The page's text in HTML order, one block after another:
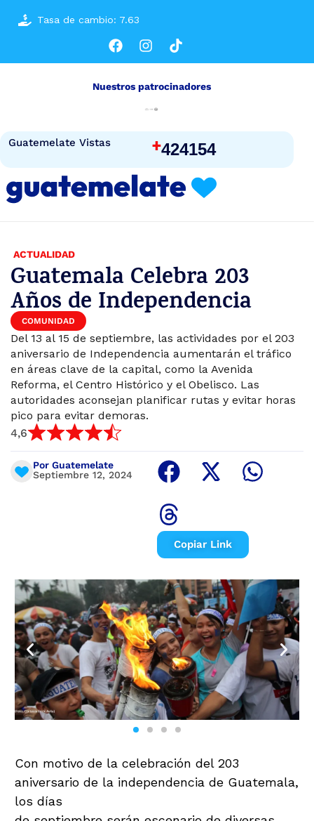
Tasa de cambio: 7.63
Guatemelate Vistas +424154
Nuestros patrocinadores
ACTUALIDAD
Guatemala Celebra 203
Años de Independencia
COMUNIDAD
Del 13 al 15 de septiembre, las actividades por el 203
aniversario de Independencia aumentarán el tráfico
en áreas clave de la capital, como la Avenida
Reforma, el Centro Histórico y el Obelisco. Las
autoridades aconsejan planificar rutas y evitar horas
pico para evitar demoras.
4,6
Por Guatemelate
Septiembre 12, 2024
Copiar Link
Con motivo de la celebración del 203
aniversario de la independencia de Guatemala,
los días